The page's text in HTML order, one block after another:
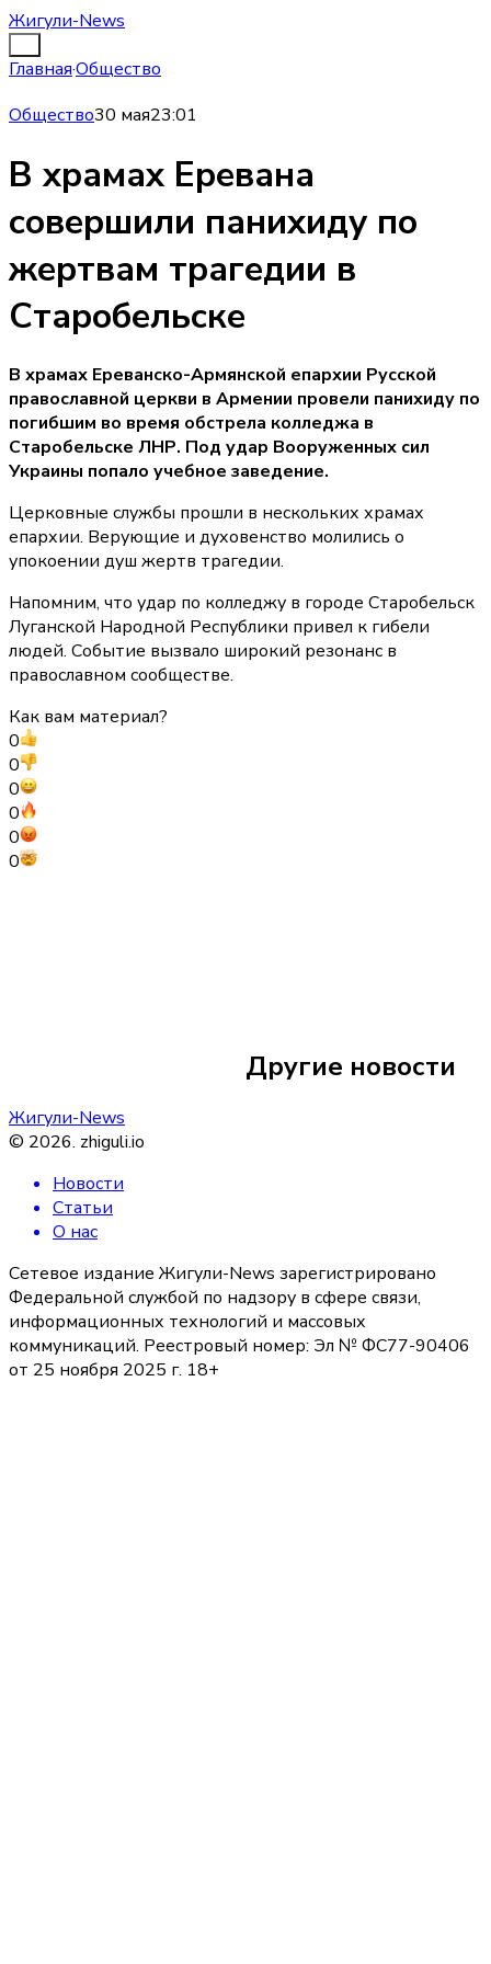
Жигули-News
Главная·Общество
Общество30 мая23:01
В храмах Еревана
совершили панихиду по
жертвам трагедии в
Старобельске
В храмах Ереванско-Армянской епархии Русской
православной церкви в Армении провели панихиду по
погибшим во время обстрела колледжа в
Старобельске ЛНР. Под удар Вооруженных сил
Украины попало учебное заведение.
Церковные службы прошли в нескольких храмах
епархии. Верующие и духовенство молились о
упокоении душ жертв трагедии.
Напомним, что удар по колледжу в городе Старобельск
Луганской Народной Республики привел к гибели
людей. Событие вызвало широкий резонанс в
православном сообществе.
Как вам материал?
0
0
0
0
0
0
Другие новости
района после
Жигули-News
© 2026. zhiguli.io
Новости
Статьи
О нас
Сетевое издание Жигули-News зарегистрировано
Федеральной службой по надзору в сфере связи,
информационных технологий и массовых
коммуникаций. Реестровый номер: Эл № ФС77-90406
от 25 ноября 2025 г. 18+